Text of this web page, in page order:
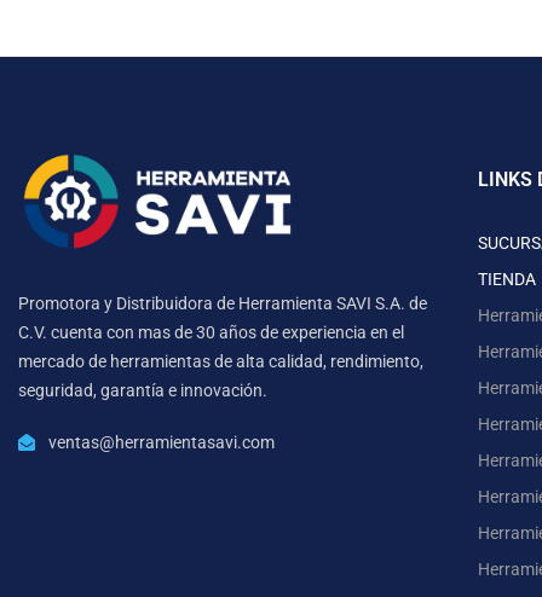
Promotora y Distribuidora de Herramienta SAVI S.A. de
C.V. cuenta con mas de 30 años de experiencia en el
mercado de herramientas de alta calidad, rendimiento,
seguridad, garantía e innovación.
ventas@herramientasavi.com
LINKS
TIENDA